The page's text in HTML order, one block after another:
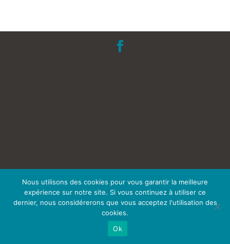
Nous utilisons des cookies pour vous garantir la meilleure
expérience sur notre site. Si vous continuez à utiliser ce
dernier, nous considérerons que vous acceptez l'utilisation des
cookies.
Ok